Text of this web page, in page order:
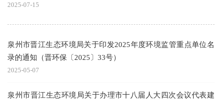
2025-07-15
泉州市晋江生态环境局关于印发2025年度环境监管重点单位名
录的通知（晋环保〔2025〕33号）
2025-05-07
泉州市晋江生态环境局关于办理市十八届人大四次会议代表建